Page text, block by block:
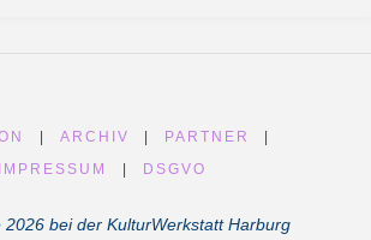
| ARCHIV | PARTNER
|
IMPRESSUM
| DSGVO
2026 bei der KulturWerkstatt Harburg